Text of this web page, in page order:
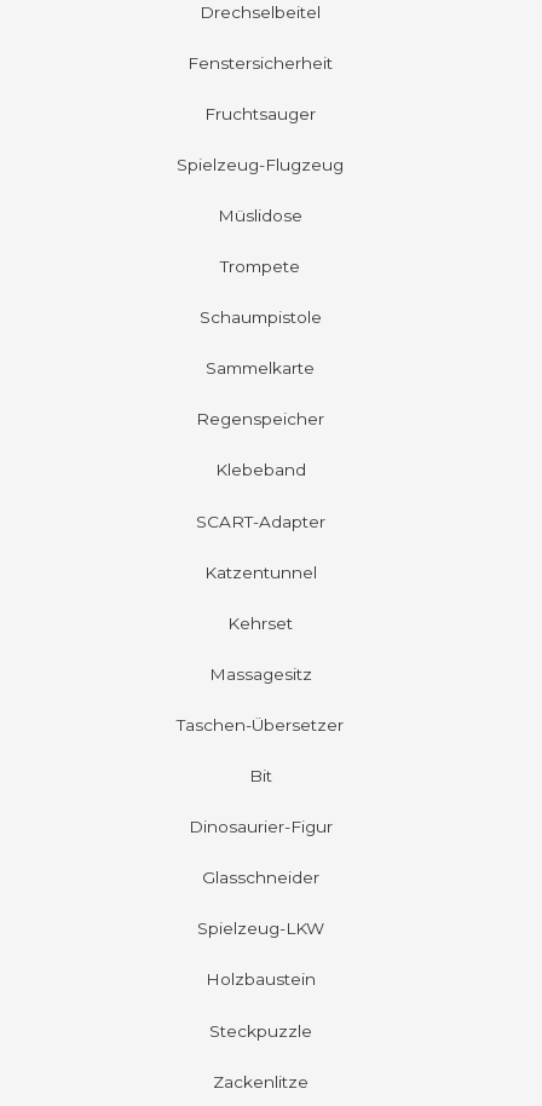
Drechselbeitel
Fenstersicherheit
Fruchtsauger
Spielzeug-Flugzeug
Müslidose
Trompete
Schaumpistole
Sammelkarte
Regenspeicher
Klebeband
SCART-Adapter
Katzentunnel
Kehrset
Massagesitz
Taschen-Übersetzer
Bit
Dinosaurier-Figur
Glasschneider
Spielzeug-LKW
Holzbaustein
Steckpuzzle
Zackenlitze